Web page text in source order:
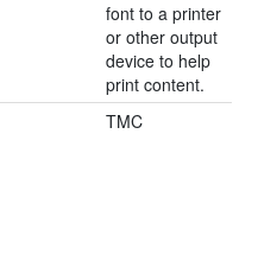
font to a printer
or other output
device to help
print content.
TMC